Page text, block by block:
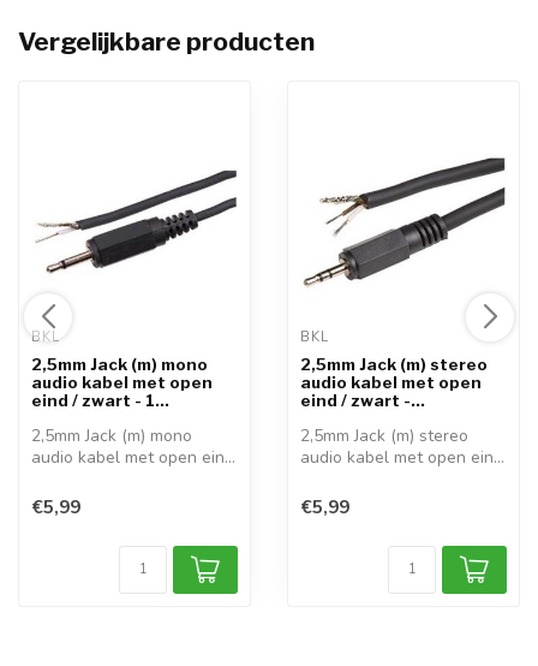
Vergelijkbare producten
BKL
2,5mm Jack (m) mono
audio kabel met open
eind / zwart - 1...
2,5mm Jack (m) mono
audio kabel met open eind
€5,99
BKL
2,5mm Jack (m) stereo
audio kabel met open
eind / zwart -...
2,5mm Jack (m) stereo
audio kabel met open eind
€5,99